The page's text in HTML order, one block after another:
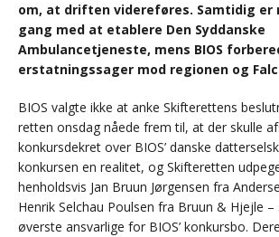
om, at driften videreføres. Samtidig er
gang med at etablere Den Syddanske
Ambulancetjeneste, mens BIOS
erstatningssager mod regionen og
BIOS valgte ikke at anke Skifterettens
retten onsdag nåede frem til, at der skulle
konkursdekret over BIOS’ danske
konkursen en realitet, og Skifteretten
henholdsvis Jan Bruun Jørgensen fra
Henrik Selchau Poulsen fra Bruun & Hjejle
øverste ansvarlige for BIOS’ konkursbo.